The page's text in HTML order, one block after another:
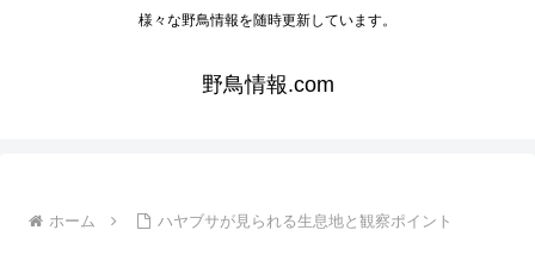
様々な野鳥情報を随時更新しています。
野鳥情報.com
ホーム ハヤブサが見られる生息地と観察ポイント